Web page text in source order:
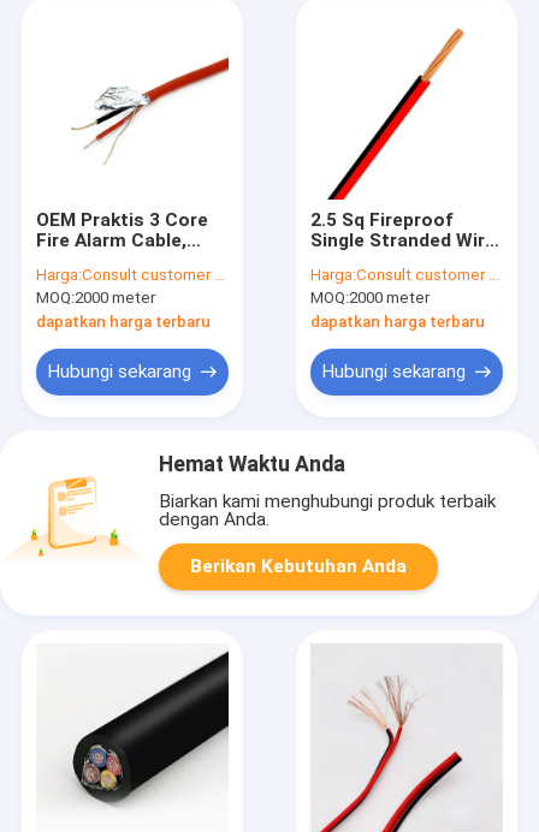
OEM Praktis 3 Core
Fire Alarm Cable,
Kebakaran Anti Alkali
Harga:Consult customer service
MOQ:2000 meter
dapatkan harga terbaru
Hubungi sekarang
2.5 Sq Fireproof
Single Stranded Wire
Lama
Harga:Consult customer service
MOQ:2000 meter
dapatkan harga terbaru
Hubungi sekarang
Hemat Waktu Anda
Biarkan kami menghubungi produk terbaik
dengan Anda.
Berikan Kebutuhan Anda